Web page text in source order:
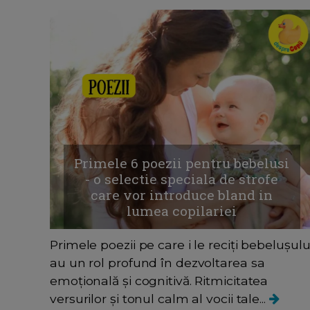
Primele 6 poezii pentru bebelusi
- o selectie speciala de strofe
care vor introduce bland in
lumea copilariei
Primele poezii pe care i le reciți
au un rol profund în dezvoltarea sa
emoțională și cognitivă. Ritmicitatea
versurilor și tonul calm al vocii tale...